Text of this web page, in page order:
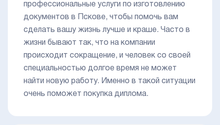
профессиональные услуги по изготовлению
документов в Пскове, чтобы помочь вам
сделать вашу жизнь лучше и краше. Часто в
жизни бывают так, что на компании
происходит сокращение, и человек со своей
специальностью долгое время не может
найти новую работу. Именно в такой ситуации
очень поможет покупка диплома.